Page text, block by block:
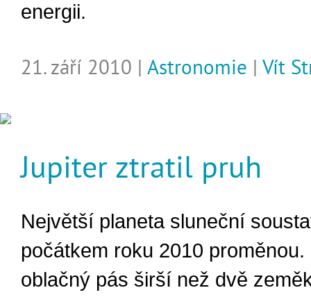
energii.
21. září 2010 | Astronomie | Vít
Jupiter ztratil pruh
Největší planeta sluneční
počátkem roku 2010 proměnou.
oblačný pás širší než dvě